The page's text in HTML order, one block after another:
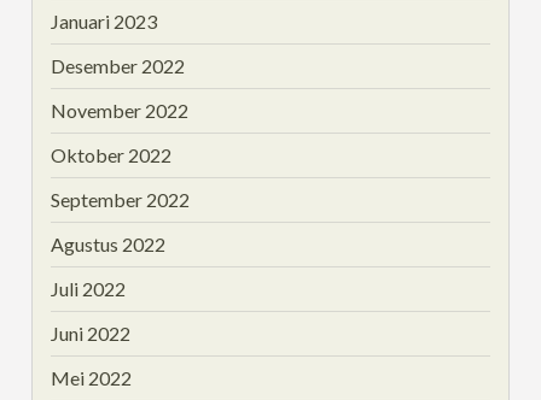
Januari 2023
Desember 2022
November 2022
Oktober 2022
September 2022
Agustus 2022
Juli 2022
Juni 2022
Mei 2022